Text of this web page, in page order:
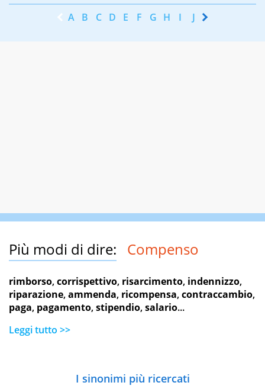
A B C D E F G H I J K
Più modi di dire: Compenso
rimborso,corrispettivo, risarcimento, indennizzo,
riparazione,ammenda, ricompensa,contraccambio,
paga, pagamento,stipendio,salario...
Leggi tutto >>
I sinonimi più ricercati